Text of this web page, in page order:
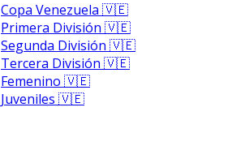
Copa Venezuela 🇻🇪
Primera División 🇻🇪
Segunda División 🇻🇪
Tercera División 🇻🇪
Femenino 🇻🇪
Juveniles 🇻🇪